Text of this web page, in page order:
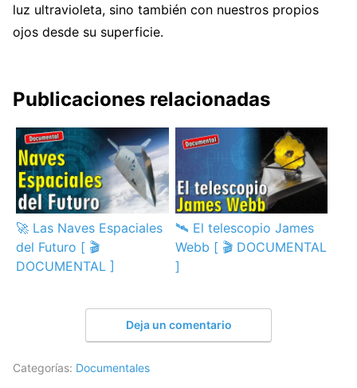
luz ultravioleta, sino también con nuestros propios
ojos desde su superficie.
Publicaciones relacionadas
🚀 Las Naves Espaciales
del Futuro [ 🎬
DOCUMENTAL ]
🛰️ El telescopio James
Webb [ 🎬 DOCUMENTAL
]
Deja un comentario
Categorías: Documentales